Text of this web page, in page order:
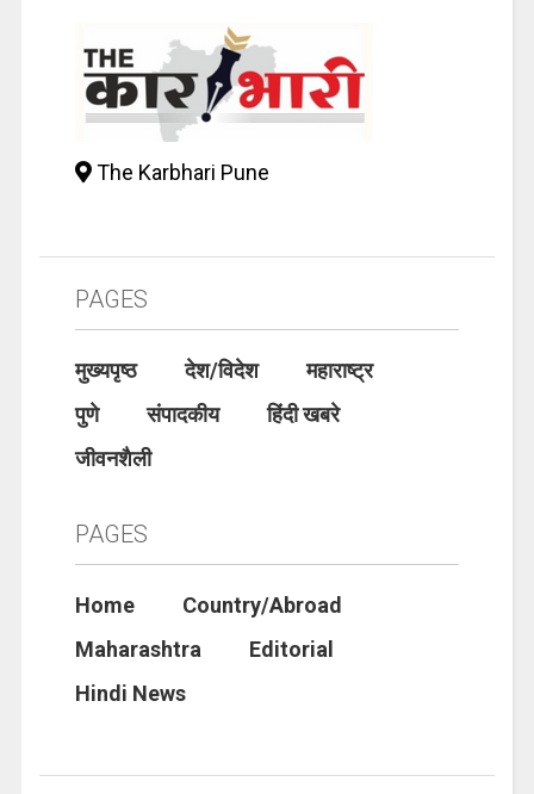
The Karbhari Pune
PAGES
मुख्यपृष्ठ देश/विदेश
महाराष्ट्र
पुणे
संपादकीय
हिंदी खबरे
जीवनशैली
PAGES
Home
Country/Abroad
Maharashtra
Editorial
Hindi News